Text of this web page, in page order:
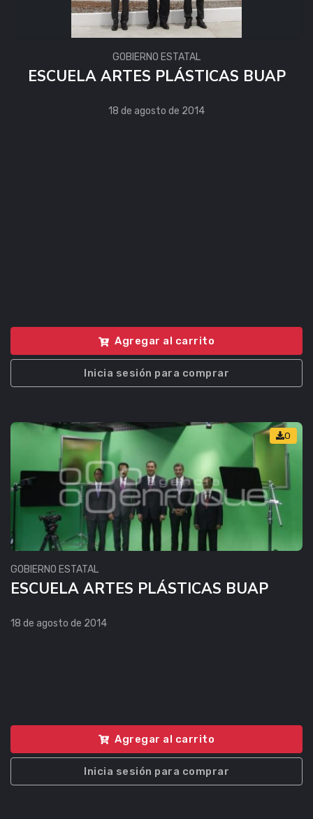
GOBIERNO ESTATAL
ESCUELA ARTES PLÁSTICAS BUAP
18 de agosto de 2014
Agregar al carrito
Inicia sesión para comprar
0
GOBIERNO ESTATAL
ESCUELA ARTES PLÁSTICAS BUAP
18 de agosto de 2014
Agregar al carrito
Inicia sesión para comprar